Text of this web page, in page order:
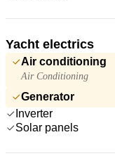
Yacht electrics
Air conditioning
Air Conditioning
Generator
Inverter
Solar panels